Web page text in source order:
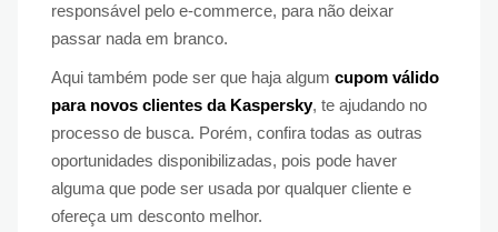
responsável pelo e-commerce, para não deixar
passar nada em branco.
Aqui também pode ser que haja algum cupom válido
para novos clientes da Kaspersky, te ajudando no
processo de busca. Porém, confira todas as outras
oportunidades disponibilizadas, pois pode haver
alguma que pode ser usada por qualquer cliente e
ofereça um desconto melhor.